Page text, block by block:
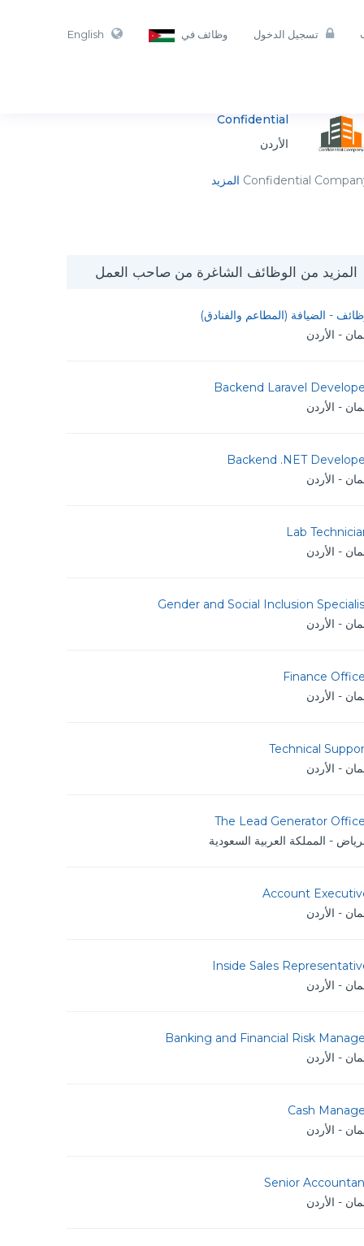
تسجيل الدخول وظائف في English
Confidential
الأردن
Confidential المزيد
المزيد من الوظائف الشاغرة من صاحب العمل
- الضيافة (المطاعم والفنادق)
- الأردن
Backend Laravel
- الأردن
Backend .NET
- الأردن
Lab
- الأردن
Gender and Social Inclusion
- الأردن
Finance
- الأردن
Technical
- الأردن
The Lead Generator
- المملكة العربية السعودية
Account
- الأردن
Inside Sales
- الأردن
Banking and Financial Risk
- الأردن
Cash
- الأردن
Senior
- الأردن